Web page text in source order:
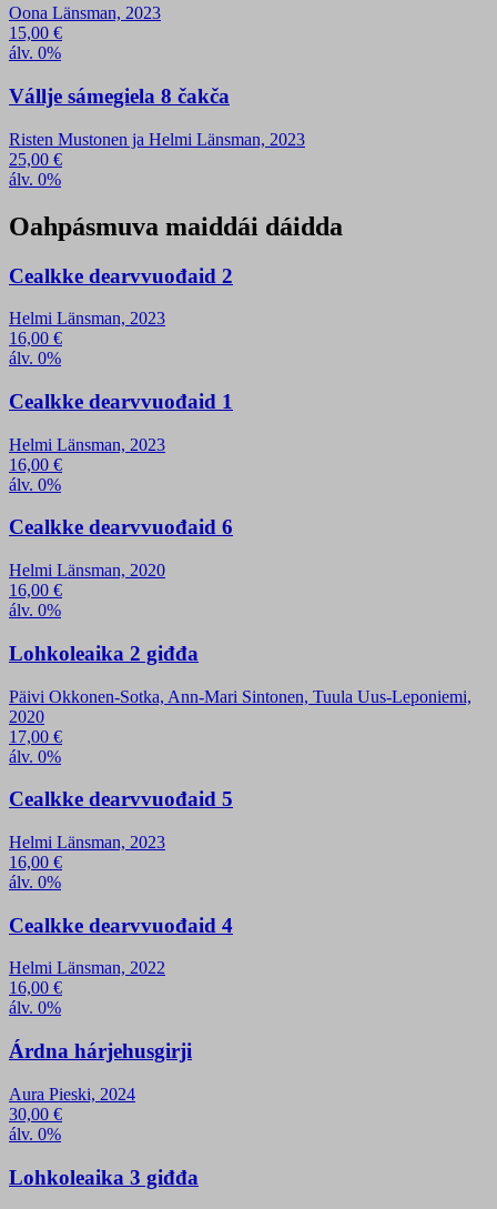
Oona Länsman, 2023
15,00 €
álv. 0%
Vállje sámegiela 8 čakča
Risten Mustonen ja Helmi Länsman, 2023
25,00 €
álv. 0%
Oahpásmuva maiddái dáidda
Cealkke dearvvuođaid 2
Helmi Länsman, 2023
16,00 €
álv. 0%
Cealkke dearvvuođaid 1
Helmi Länsman, 2023
16,00 €
álv. 0%
Cealkke dearvvuođaid 6
Helmi Länsman, 2020
16,00 €
álv. 0%
Lohkoleaika 2 giđđa
Päivi Okkonen-Sotka, Ann-Mari Sintonen, Tuula Uus-Leponiemi,
2020
17,00 €
álv. 0%
Cealkke dearvvuođaid 5
Helmi Länsman, 2023
16,00 €
álv. 0%
Cealkke dearvvuođaid 4
Helmi Länsman, 2022
16,00 €
álv. 0%
Árdna hárjehusgirji
Aura Pieski, 2024
30,00 €
álv. 0%
Lohkoleaika 3 giđđa